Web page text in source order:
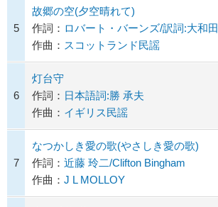
5
故郷の空(夕空晴れて)
作詞： ロバート・バーンズ/訳詞:大和
作曲： スコットランド民謡
6
灯台守
作詞： 日本語詞:勝 承夫
作曲： イギリス民謡
7
なつかしき愛の歌(やさしき愛の歌)
作詞： 近藤 玲二/Clifton Bingham
作曲： J L MOLLOY